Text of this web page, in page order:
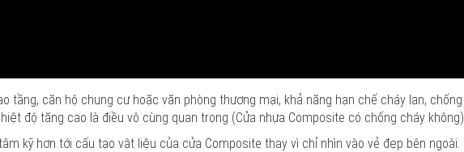
tầng, căn hộ chung cư hoặc văn phòng thương mại, khả năng hạn chế cháy lan, chống
độ tăng cao là điều vô cùng quan trọng (Cửa nhựa Composite có chống cháy không).
kỹ hơn tới cấu tạo vật liệu của cửa Composite thay vì chỉ nhìn vào vẻ đẹp bên ngoài.